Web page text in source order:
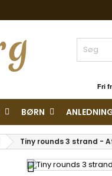
Fri
BØRN
Tiny rounds 3 strand -
